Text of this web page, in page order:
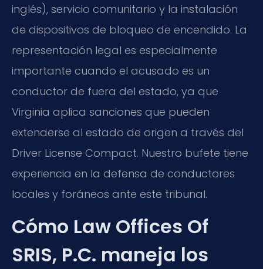
inglés), servicio comunitario y la instalación
de dispositivos de bloqueo de encendido. La
representación legal es especialmente
importante cuando el acusado es un
conductor de fuera del estado, ya que
Virginia aplica sanciones que pueden
extenderse al estado de origen a través del
Driver License Compact. Nuestro bufete tiene
experiencia en la defensa de conductores
locales y foráneos ante este tribunal.
Cómo Law Offices Of
SRIS, P.C. maneja los